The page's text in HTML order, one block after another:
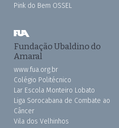
Pink do Bem OSSEL
Fundação Ubaldino do
Amaral
www.fua.org.br
Colégio Politécnico
Lar Escola Monteiro Lobato
Liga Sorocabana de Combate ao
Câncer
Vila dos Velhinhos